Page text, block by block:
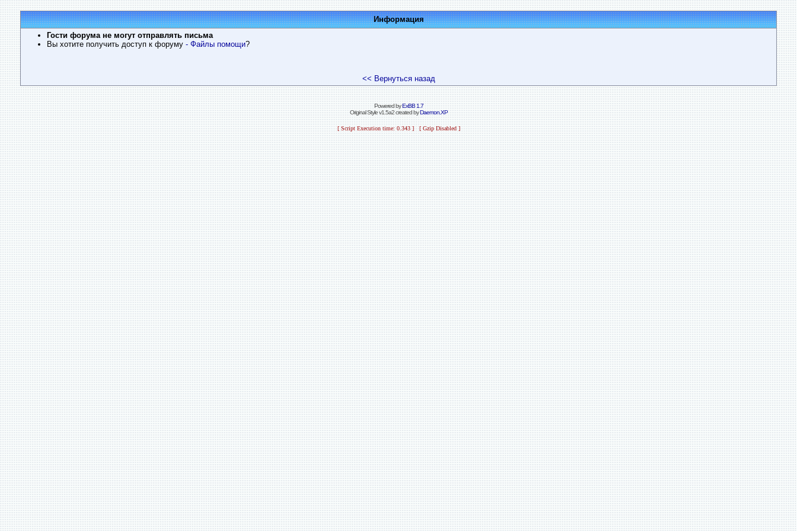
Информация
Гости форума не могут отправлять письма
Вы хотите получить доступ к форуму - Файлы помощи?
<< Вернуться назад
Powered byExBB 1.7
Original Style v1.5a2 created byDaemon.XP
[ Script Execution time: 0.343 ] [ Gzip Disabled ]